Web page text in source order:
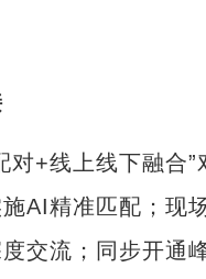
线上线下融合”
AI精准匹配；现
交流；同步开通